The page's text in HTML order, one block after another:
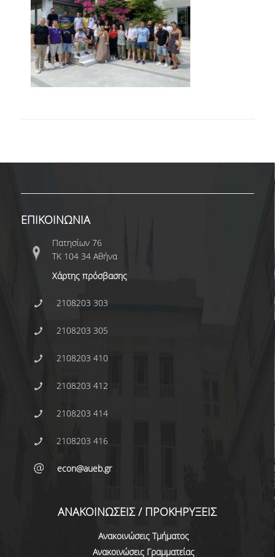
ΑΠΟ ΠΡΟΠΤΥΧΙΑΚΟΥΣ ΦΟΙΤΗΤΕΣ
ΑΠΟ ΤΕΛΕΙΟΦΟΙΤΟΥΣ
ΕΚΘΕΣΕΙΣ ΕΞΩΤΕΡΙΚΗΣ ΑΞΙΟΛΟΓΗΣΗΣ
ΕΡΓΑΣΤΗΡΙΟ ΜΕΛΕΤΩΝ ΟΙΚΟΝΟΜΙΚΗΣ
ΕΡΓΑΣΤΗΡΙΟ ΟΙΚΟΝΟΜΙΚΗΣ ΑΝΑΠΤΥΞΗΣ ΚΑΙ
ΚΟΙΝΩΝΙΚΗΣ ΠΟΛΙΤΙΚΗΣ
ΜΕΤΑΔΙΔΑΚΤΟΡΙΚΗ ΕΡΕΥΝΑ
ΜΕΤΑΔΙΔΑΚΤΟΡΙΚΩΝ ΕΡΕΥΝΗΤΩΝ
ΣΥΝΕΔΡΙΑ
ΕΡΕΥΝΗΤΙΚΑ ΔΟΚΙΜΙΑ
INTERNAL DEPARTMENT SEMINARS
JERS SEMINARS
ΕΠΙΚΟΙΝΩΝΙΑ
Πατησίων 76
ΤΚ 104 34 Αθήνα
Χάρτης πρόσβασης
2108203 303
2108203 305
2108203 410
2108203 412
2108203 414
2108203 416
econ@aueb.gr
ΑΝΑΚΟΙΝΩΣΕΙΣ / ΠΡΟΚΗΡΥΞΕΙΣ
Ανακοινώσεις Τμήματος
Ανακοινώσεις Γραμματείας